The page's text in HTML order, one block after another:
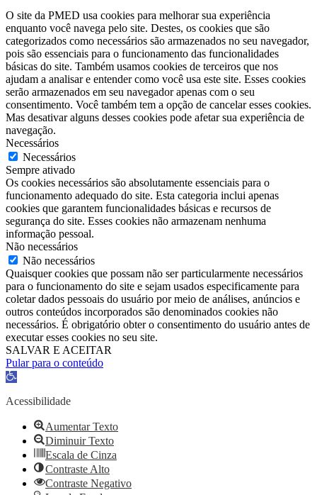
O site da PMED usa cookies para melhorar sua experiência
enquanto você navega pelo site. Destes, os cookies que são
categorizados como necessários são armazenados no seu navegador,
pois são essenciais para o funcionamento das funcionalidades
básicas do site. Também usamos cookies de terceiros que nos
ajudam a analisar e entender como você usa este site. Esses cookies
serão armazenados em seu navegador apenas com o seu
consentimento. Você também tem a opção de cancelar esses cookies.
Mas desativar alguns desses cookies pode afetar sua experiência de
navegação.
Necessários
Necessários
Sempre ativado
Os cookies necessários são absolutamente essenciais para o
funcionamento adequado do site. Esta categoria inclui apenas
cookies que garantem funcionalidades básicas e recursos de
segurança do site. Esses cookies não armazenam nenhuma
informação pessoal.
Não necessários
Não necessários
Quaisquer cookies que possam não ser particularmente necessários
para o funcionamento do site e sejam usados ​​especificamente para
coletar dados pessoais do usuário por meio de análises, anúncios e
outros conteúdos incorporados são denominados cookies não
necessários. É obrigatório obter o consentimento do usuário antes de
executar esses cookies no seu site.
SALVAR E ACEITAR
Pular para o conteúdo
Barra
Ferramentas
Acessibilidade
Aumentar Texto
Diminuir Texto
Escala de Cinza
Contraste Alto
Contraste Negativo